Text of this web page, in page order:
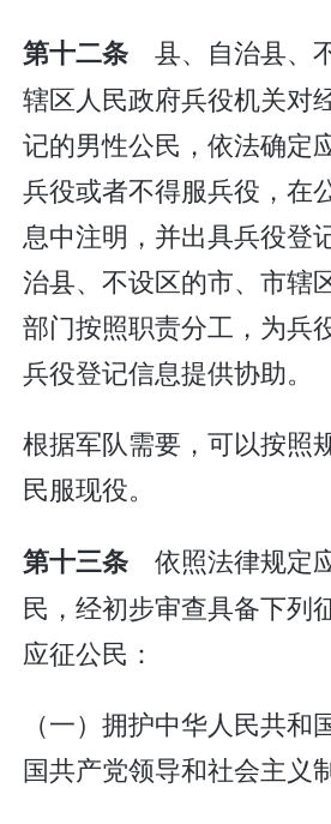
第十二条 县、自治县、
辖区人民政府兵役机关对
记的男性公民，依法确定
兵役或者不得服兵役，在
息中注明，并出具兵役登
治县、不设区的市、市辖
部门按照职责分工，为兵
兵役登记信息提供协助。
根据军队需要，可以按照
民服现役。
第十三条 依照法律规定
民，经初步审查具备下列
应征公民：
（一）拥护中华人民共和
国共产党领导和社会主义